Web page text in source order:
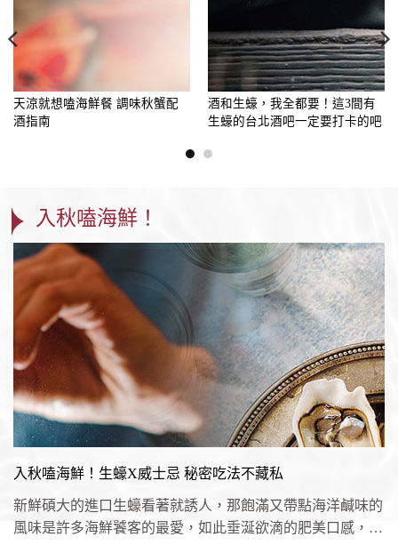
天涼就想嗑海鮮餐 調味秋蟹配
酒指南
酒和生蠔，我全都要！這3間有
生蠔的台北酒吧一定要打卡的吧
入秋嗑海鮮！
入秋嗑海鮮！生蠔X威士忌 秘密吃法不藏私
新鮮碩大的進口生蠔看著就誘人，那飽滿又帶點海洋鹹味的
風味是許多海鮮饕客的最愛，如此垂涎欲滴的肥美口感，佐